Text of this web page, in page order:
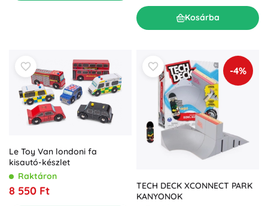
Kosárba
Le Toy Van londoni fa
kisautó-készlet
Raktáron
8 550 Ft
-4%
TECH DECK XCONNECT PARK
KANYONOK